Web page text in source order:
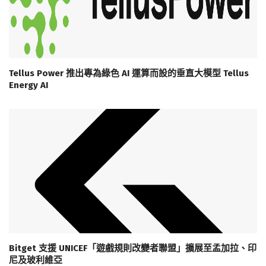
Tellus Power 推出專為綠色 AI 運算而設的垂直大模型 Tellus
Energy AI
Bitget 支援 UNICEF「遊戲規則改變者聯盟」擴展至孟加拉、印
尼及玻利維亞